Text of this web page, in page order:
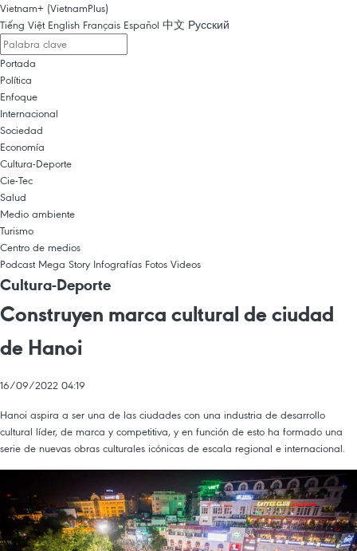
Vietnam+ (VietnamPlus)
Tiếng Việt English Français Español 中文 Русский
Portada
Política
Enfoque
Internacional
Sociedad
Economía
Cultura-Deporte
Cie-Tec
Salud
Medio ambiente
Turismo
Centro de medios
Podcast Mega Story Infografías Fotos Videos
Cultura-Deporte
Construyen marca cultural de ciudad
de Hanoi
16/09/2022 04:19
Hanoi aspira a ser una de las ciudades con una industria de desarrollo
cultural líder, de marca y competitiva, y en función de esto ha formado una
serie de nuevas obras culturales icónicas de escala regional e internacional.